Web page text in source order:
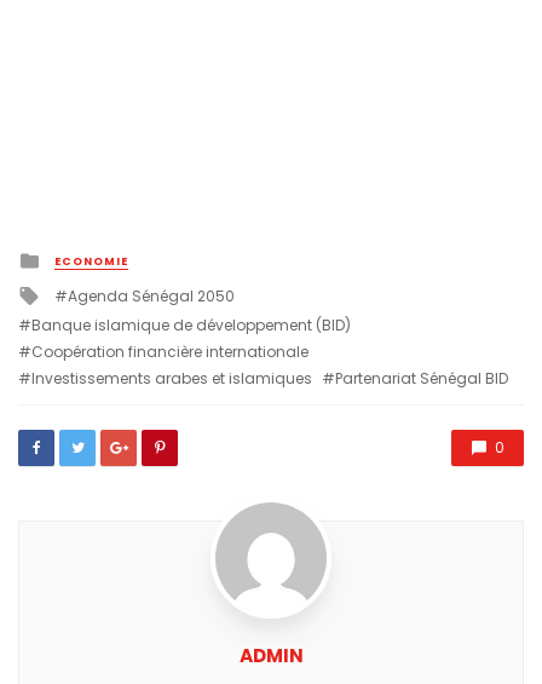
Posted
in
ECONOMIE
Tagged
with
Agenda Sénégal 2050
Banque islamique de développement (BID)
Coopération financière internationale
Investissements arabes et islamiques
Partenariat Sénégal BID
0
ADMIN